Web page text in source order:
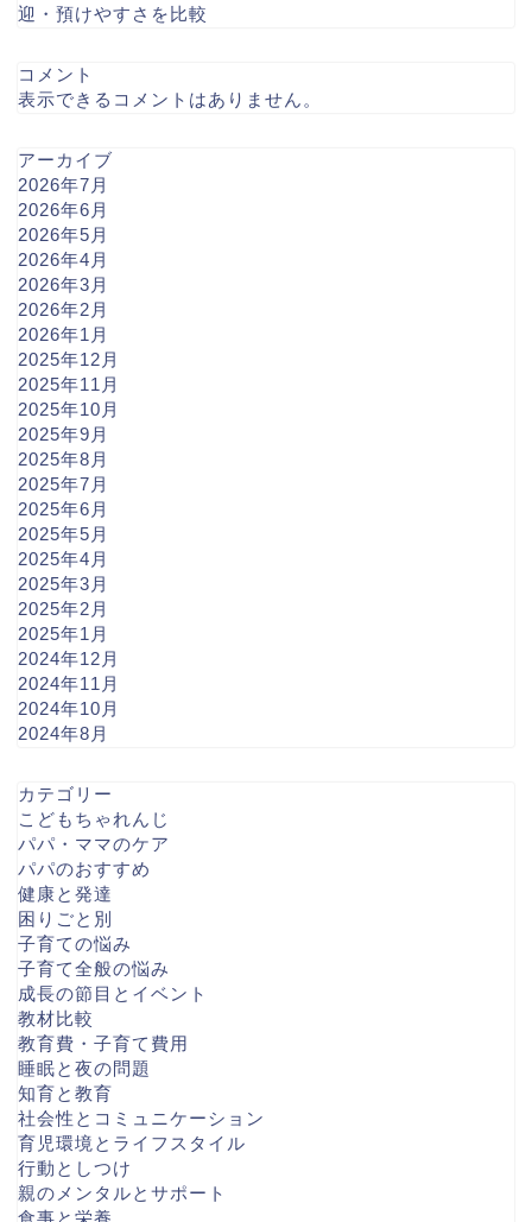
迎・預けやすさを比較
コメント
表示できるコメントはありません。
アーカイブ
2026年7月
2026年6月
2026年5月
2026年4月
2026年3月
2026年2月
2026年1月
2025年12月
2025年11月
2025年10月
2025年9月
2025年8月
2025年7月
2025年6月
2025年5月
2025年4月
2025年3月
2025年2月
2025年1月
2024年12月
2024年11月
2024年10月
2024年8月
カテゴリー
こどもちゃれんじ
パパ・ママのケア
パパのおすすめ
健康と発達
困りごと別
子育ての悩み
子育て全般の悩み
成長の節目とイベント
教材比較
教育費・子育て費用
睡眠と夜の問題
知育と教育
社会性とコミュニケーション
育児環境とライフスタイル
行動としつけ
親のメンタルとサポート
食事と栄養